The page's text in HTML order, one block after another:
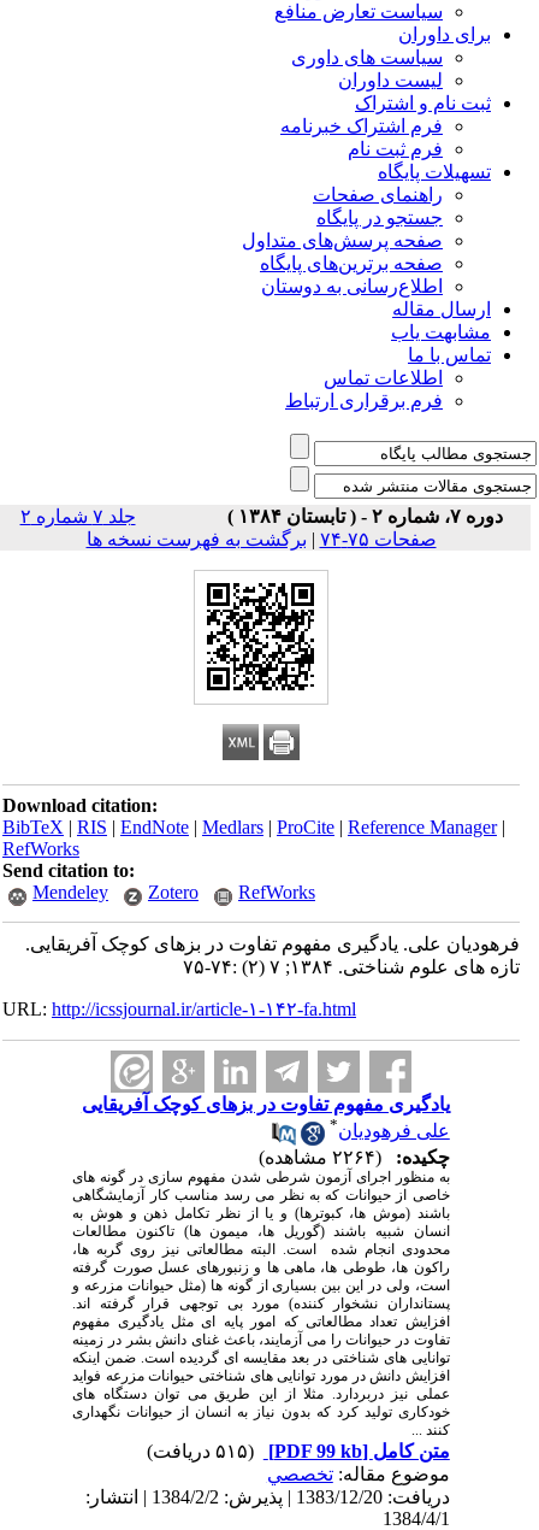
سیاست تعارض منافع
برای داوران
سیاست های داوری
لیست داوران
ثبت نام و اشتراک
فرم اشتراک خبرنامه
فرم ثبت نام
تسهیلات پایگاه
راهنمای صفحات
جستجو در پایگاه
صفحه پرسش‌های متداول
صفحه برترین‌های پایگاه
اطلاع‌رسانی به دوستان
ارسال مقاله
مشابهت یاب
تماس با ما
اطلاعات تماس
فرم برقراری ارتباط
دوره ۷، شماره ۲ - ( تابستان ۱۳۸۴ )
جلد ۷ شماره ۲
صفحات ۷۵-۷۴
|برگشت به فهرست نسخه ها
Download citation:
BibTeX|RIS|EndNote|Medlars|ProCite|Reference Manager
RefWorks
Send citation to:
Mendeley
Zotero RefWorks
فرهودیان علی. یادگیری مفهوم تفاوت در بزهای کوچک آفریقایی.
تازه های علوم شناختی. ۱۳۸۴; ۷ (۲) :۷۴-۷۵
URL:http://icssjournal.ir/article-۱-۱۴۲-fa.html
یادگیری مفهوم تفاوت در بزهای کوچک آفریقایی
علی فرهودیان *
چکیده:
به منظور اجرای آزمون شرطی شدن مفهوم سازی در گونه های
خاصی از حیوانات که به نظر می رسد مناسب کار آزمایشگاهی
باشند (موش ها، کبوترها) و یا از نظر تکامل ذهن و هوش به
انسان شبیه باشند (گوریل ها، میمون ها) تاکنون مطالعات
محدودی انجام شده
است. البته مطالعاتی نیز روی گربه ها،
راکون ها، طوطی ها، ماهی ها و زنبورهای عسل صورت گرفته
است، ولی در این بین بسیاری از گونه ها (مثل حیوانات مزرعه و
پستانداران نشخوار کننده) مورد بی توجهی قرار گرفته اند.
افزایش تعداد مطالعاتی که امور پایه ای مثل یادگیری مفهوم
تفاوت در حیوانات را می آزمایند، باعث غنای دانش بشر در زمینه
توانایی های شناختی در بعد مقایسه ای گردیده است. ضمن اینکه
افزایش دانش در مورد توانایی های شناختی حیوانات مزرعه فواید
عملی نیز دربردارد. مثلا از این طریق می توان دستگاه های
خودکاری تولید کرد که بدون نیاز به انسان از حیوانات نگهداری
کنند ...
متن کامل[PDF 99 kb]
موضوع مقاله:تخصصي
دریافت: 1383/12/20 | پذیرش: 1384/2/2 | انتشار:
1384/4/1